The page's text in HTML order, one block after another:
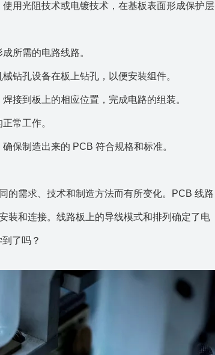
用光阻技术或电镀技术，在基板表面形成保护层
所需的电路线路。
钻孔设备在板上钻孔，以便安装组件。
接到板上的相应位置，完成电路的组装。
常工作。
保制造出来的 PCB 符合规格和标准。
的需求、技术和制造方法而有所变化。PCB 线路
装和连接。线路板上的导线模式和排列确定了电
了吗？